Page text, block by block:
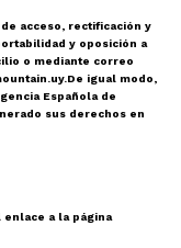
acceso, rectificación y
y oposición a
o mediante correo
igual modo,
Española de
sus derechos en
a la página